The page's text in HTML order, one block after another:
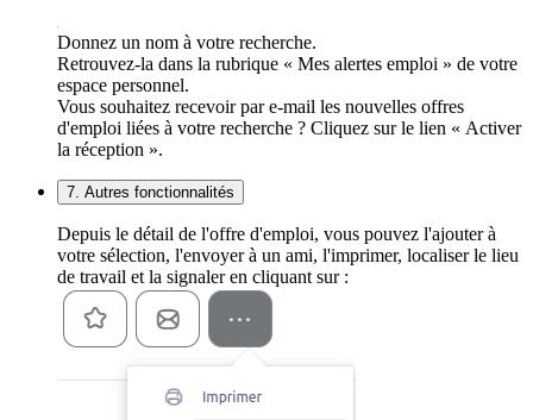
Donnez un nom à votre recherche.
Retrouvez-la dans la rubrique « Mes alertes emploi » de votre
espace personnel.
Vous souhaitez recevoir par e-mail les nouvelles offres
d'emploi liées à votre recherche ? Cliquez sur le lien « Activer
la réception ».
7. Autres fonctionnalités
Depuis le détail de l'offre d'emploi, vous pouvez l'ajouter à
votre sélection, l'envoyer à un ami, l'imprimer, localiser le lieu
de travail et la signaler en cliquant sur :